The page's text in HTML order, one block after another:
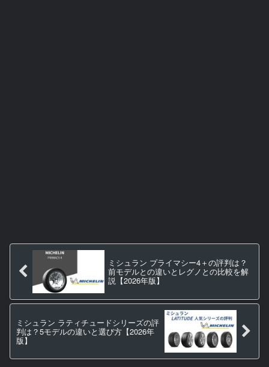
ミシュラン プライマシー4＋の評判は？
前モデルとの違いとレグノとの比較を解
説【2026年版】
ミシュラン ラティチュードシリーズの評
判は？5モデルの違いと選び方【2026年
版】